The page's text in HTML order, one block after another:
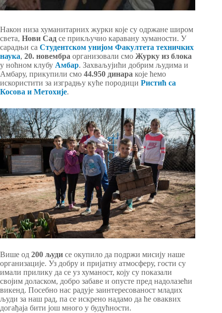
Након низа хуманитарних журки које су одржане широм
света, Нови Сад се прикључио каравану хуманости. У
сарадњи са Студентском унијом Факултета техничких
наука, 20. новембра организовали смо Журку из блока
у ноћном клубу Амбар. Захваљујићи добрим људима и
Амбару, прикупили смо 44.950 динара које ћемо
искористити за изградњу куће породици Ристић са
Косова и Метохије.
Више од 200 људи се окупило да подржи мисију наше
организације. Уз добру и пријатну атмосферу, гости су
имали прилику да се уз хуманост, коју су показали
својим доласком, добро забаве и опусте пред надолазећи
викенд. Посебно нас радује заинтересованост младих
људи за наш рад, па се искрено надамо да ће оваквих
догађаја бити још много у будућности.